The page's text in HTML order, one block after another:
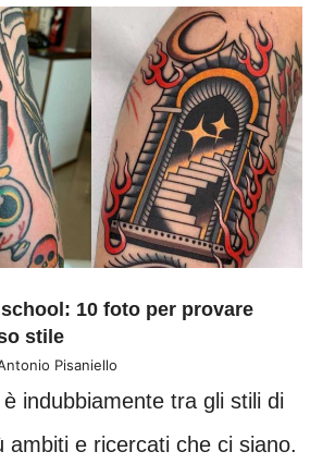
10 foto per provare
stile
Pisaniello
è indubbiamente tra gli stili di
ambiti e ricercati che ci siano.